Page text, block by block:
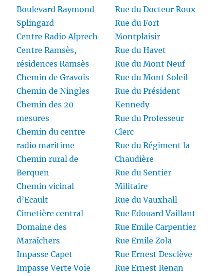
Boulevard Raymond
Splingard
Centre Radio Alprech
Centre Ramsès,
résidences Ramsès
Chemin de Gravois
Chemin de Ningles
Chemin des 20
mesures
Chemin du centre
radio maritime
Chemin rural de
Berquen
Chemin vicinal
d’Ecault
Cimetière central
Domaine des
Maraîchers
Impasse Capet
Impasse Verte Voie
Rue du Docteur Roux
Rue du Fort
Montplaisir
Rue du Havet
Rue du Mont Neuf
Rue du Mont Soleil
Rue du Président
Kennedy
Rue du Professeur
Clerc
Rue du Régiment la
Chaudière
Rue du Sentier
Militaire
Rue du Vauxhall
Rue Edouard Vaillant
Rue Emile Carpentier
Rue Emile Zola
Rue Ernest Desclève
Rue Ernest Renan